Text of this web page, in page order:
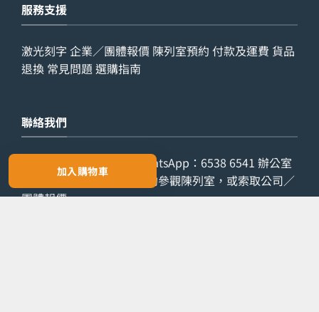
加入購物車
服務支援
激光刻字 企業／團體報價 陳列室預約 付款及運費 貨品
退換 常見問題 選購指南
聯絡我們
查詢電話： 9029 7975 WhatsApp： 6538 6541 辦公室
2861 8762 歡迎預約參觀陳列室，或索取公司／
團體報價。